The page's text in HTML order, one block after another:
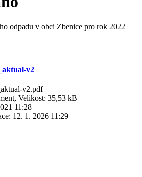
odpadu v obci Zbenice pro rok 2022
v2
v2.pdf
Velikost: 35,53 kB
11:28
12. 1. 2026 11:29